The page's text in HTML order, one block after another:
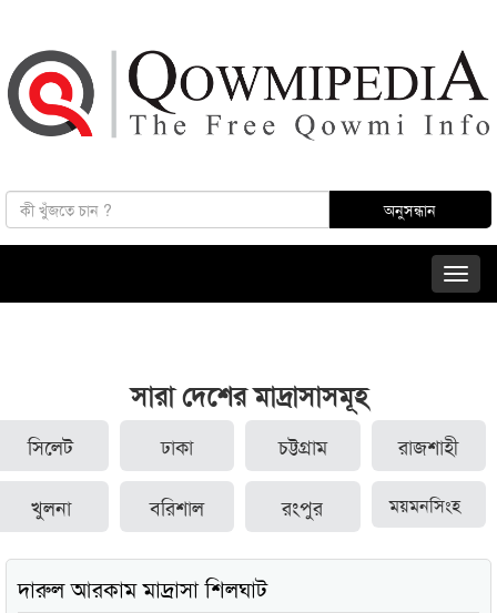
সারা দেশের মাদ্রাসাসমূহ
সিলেট ঢাকা চট্টগ্রাম রাজশাহী
খুলনা বরিশাল রংপুর ময়মনসিংহ
দারুল আরকাম মাদ্রাসা শিলঘাট